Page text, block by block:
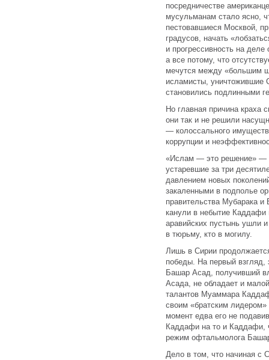
посредничестве
мусульманам стало ясно,
пестовавшиеся Москвой,
градусов, начать
и прогрессивность на
а все потому, что
мечутся между «большим
исламисты, уничтожившие
становились подлинными
Но главная причина краха
они так и не решили
— колоссального
коррупции и
«Ислам — это решение» —
устаревшие за три
давлением новых
закаленными в подполье
правительства Мубарака
канули в небытие
аравийских пустынь ушли
в тюрьму, кто в могилу.
Лишь в Сирии
победы. На первый взгляд,
Башар Асад, получивший
Асада, не обладает и
талантов Муаммара
своим «братским
момент едва его не
Каддафи на то и Каддафи,
режим офтальмолога
Дело в том, что начиная с